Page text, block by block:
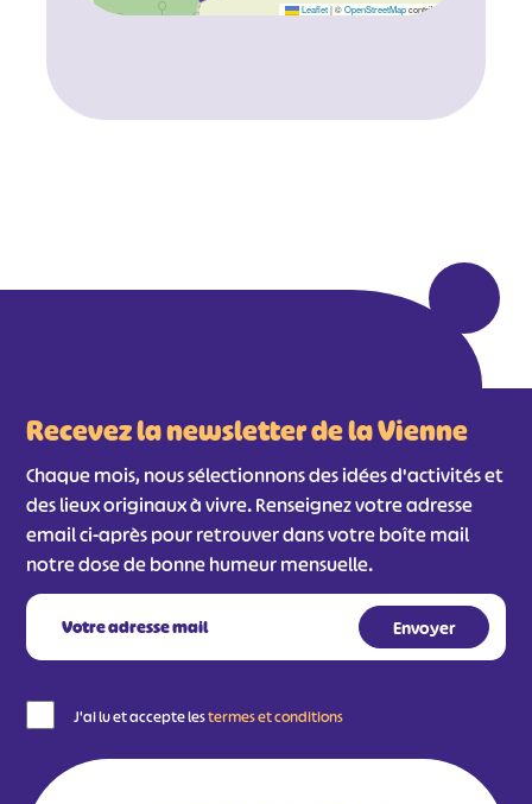
Leaflet |©OpenStreetMapcontributors
Recevez la newsletter de la Vienne
Chaque mois, nous sélectionnons des idées d'activités et
des lieux originaux à vivre. Renseignez votre adresse
email ci-après pour retrouver dans votre boîte mail
notre dose de bonne humeur mensuelle.
J'ai lu et accepte lestermes et conditions
#
#
#